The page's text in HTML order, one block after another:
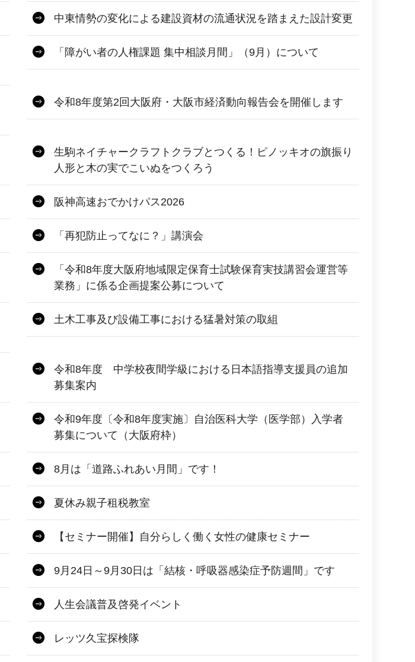
中東情勢の変化による建設資材の流通状況を踏まえた設計変更
「障がい者の人権課題 集中相談月間」（9月）について
令和8年度第2回大阪府・大阪市経済動向報告会を開催します
生駒ネイチャークラフトクラブとつくる！ピノッキオの旗振り
人形と木の実でこいぬをつくろう
阪神高速おでかけパス2026
「再犯防止ってなに？」講演会
「令和8年度大阪府地域限定保育士試験保育実技講習会運営等
業務」に係る企画提案公募について
土木工事及び設備工事における猛暑対策の取組
令和8年度 中学校夜間学級における日本語指導支援員の追加
募集案内
令和9年度〔令和8年度実施〕自治医科大学（医学部）入学者
募集について（大阪府枠）
8月は「道路ふれあい月間」です！
夏休み親子租税教室
【セミナー開催】自分らしく働く女性の健康セミナー
9月24日～9月30日は「結核・呼吸器感染症予防週間」です
人生会議普及啓発イベント
レッツ久宝探検隊